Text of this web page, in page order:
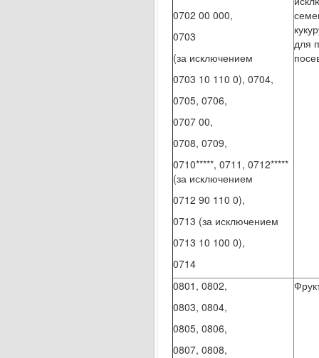
0702 00 000,
0703
(за исключением
0703 10 110 0), 0704,
0705, 0706,
0707 00,
0708, 0709,
0710*****, 0711, 0712*****
(за исключением
0712 90 110 0),
0713 (за исключением
0713 10 100 0),
0714
для
0801, 0802,
0803, 0804,
0805, 0806,
0807, 0808,